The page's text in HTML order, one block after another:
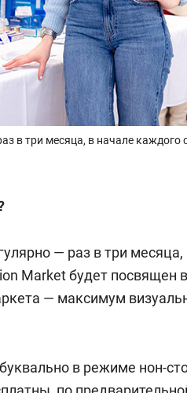
в три месяца, в начале каждого
— раз в три месяца,
Market будет посвящен
— максимум
в режиме нон-